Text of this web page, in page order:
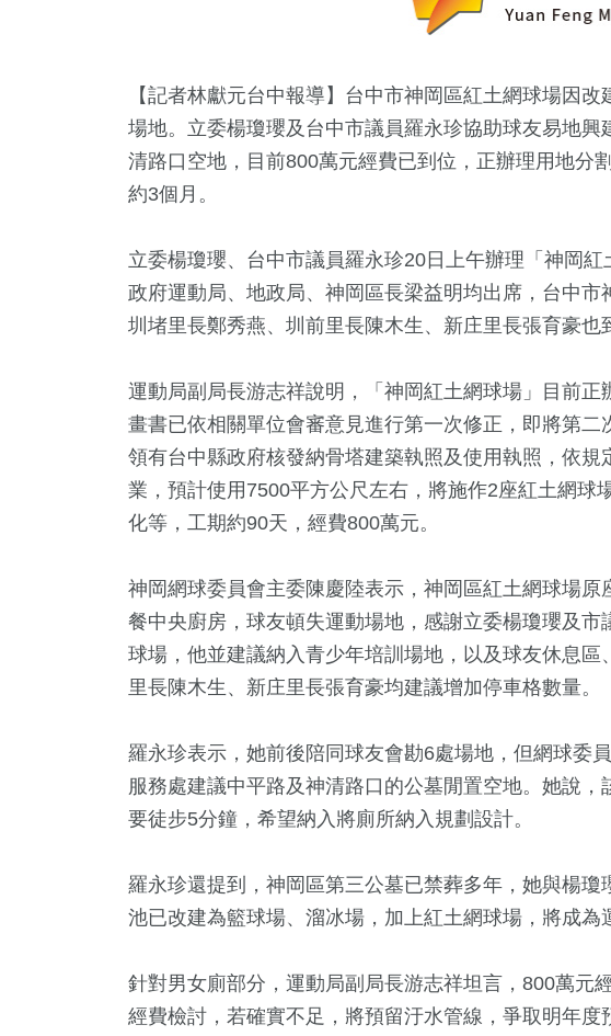
【記者林獻元台中報導】台中市神岡區紅土網球場因
場地。立委楊瓊瓔及台中市議員羅永珍協助球友易地
清路口空地，目前800萬元經費已到位，正辦理用地分
約3個月。
立委楊瓊瓔、台中市議員羅永珍20日上午辦理「神岡
政府運動局、地政局、神岡區長梁益明均出席，台中市
圳堵里長鄭秀燕、圳前里長陳木生、新庄里長張育豪也
運動局副局長游志祥說明，「神岡紅土網球場」目前
畫書已依相關單位會審意見進行第一次修正，即將第二
領有台中縣政府核發納骨塔建築執照及使用執照，依
業，預計使用7500平方公尺左右，將施作2座紅土網球
化等，工期約90天，經費800萬元。
神岡網球委員會主委陳慶陸表示，神岡區紅土網球場
餐中央廚房，球友頓失運動場地，感謝立委楊瓊瓔及
球場，他並建議納入青少年培訓場地，以及球友休息
里長陳木生、新庄里長張育豪均建議增加停車格數量。
羅永珍表示，她前後陪同球友會勘6處場地，但網球委
服務處建議中平路及神清路口的公墓閒置空地。她說
要徒步5分鐘，希望納入將廁所納入規劃設計。
羅永珍還提到，神岡區第三公墓已禁葬多年，她與楊
池已改建為籃球場、溜冰場，加上紅土網球場，將成為
針對男女廁部分，運動局副局長游志祥坦言，800萬元
經費檢討，若確實不足，將預留汙水管線，爭取明年度
+
兩岸藝苑天地
81+
2024總統大選
3614+ 3526+
7+
2023金鐘獎
893+
運動
72+
海峽論壇
7176+
流專區